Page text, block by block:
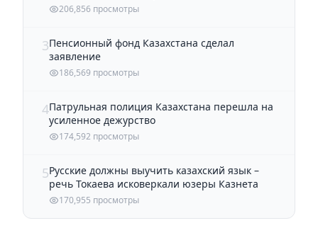
206,856 просмотры
3Пенсионный фонд Казахстана сделал
заявление
186,569 просмотры
4Патрульная полиция Казахстана перешла на
усиленное дежурство
174,592 просмотры
5Русские должны выучить казахский язык –
речь Токаева исковеркали юзеры Казнета
170,955 просмотры